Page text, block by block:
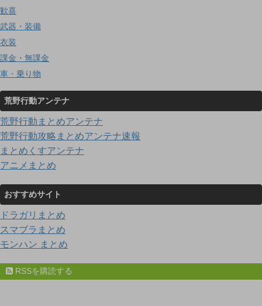
歓喜
武器・装備
衣装
課金・無課金
車・乗り物
荒野行動アンテナ
荒野行動まとめアンテナ
荒野行動攻略まとめアンテナ速報
まとめくすアンテナ
アニメまとめ
おすすめサイト
ドラガリまとめ
スマブラまとめ
モンハン まとめ
RSSを購読する